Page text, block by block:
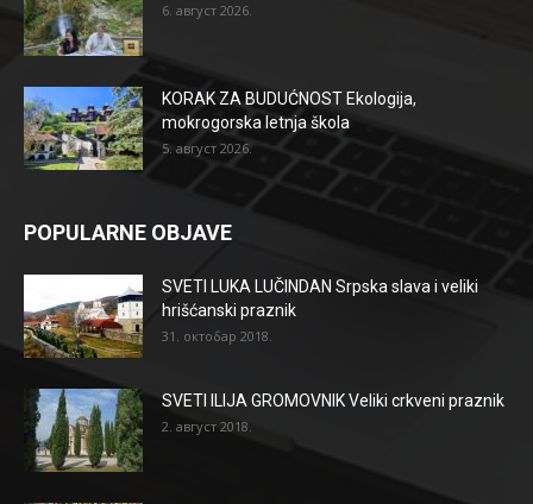
6. август 2026.
KORAK ZA BUDUĆNOST Ekologija,
mokrogorska letnja škola
5. август 2026.
POPULARNE OBJAVE
SVETI LUKA LUČINDAN Srpska slava i veliki
hrišćanski praznik
31. октобар 2018.
SVETI ILIJA GROMOVNIK Veliki crkveni praznik
2. август 2018.